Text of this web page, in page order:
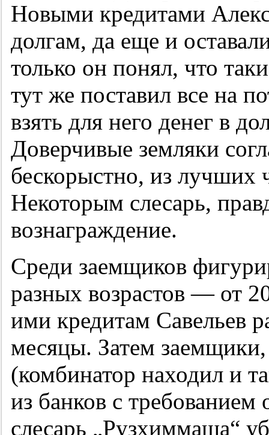
Новыми кредитами
долгам, да еще и
только он понял, что
тут же поставил все на
взять для него денег в
Доверчивые земляки
бескорыстно, из лучших
Некоторым слесарь,
вознаграждение.
Среди заемщиков
разных возрастов — от
ими кредитам Савельев
месяцы. Затем
(комбинатор находил и
из банков с требованием
слесарь „Рузхиммаша“